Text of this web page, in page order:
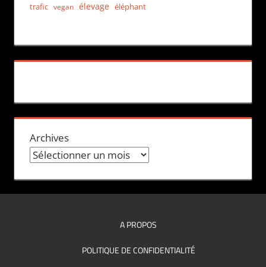
trafic vegan élevage éléphant
Archives
A PROPOS
POLITIQUE DE CONFIDENTIALITÉ